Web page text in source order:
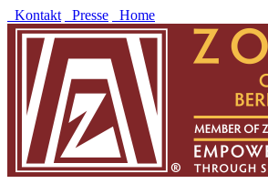
Kontakt Presse Home